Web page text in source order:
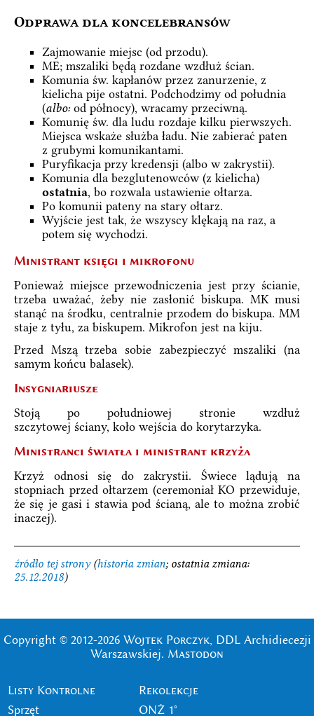
Odprawa dla koncelebransów
Zajmowanie miejsc (od przodu).
ME; mszaliki będą rozdane wzdłuż ścian.
Komunia św. kapłanów przez zanurzenie, z
kielicha pije ostatni. Podchodzimy od południa
(albo:od północy), wracamy przeciwną.
Komunię św. dla ludu rozdaje kilku pierwszych.
Miejsca wskaże służba ładu. Nie zabierać paten
z grubymi komunikantami.
Puryfikacja przy kredensji (albo w zakrystii).
Komunia dla bezglutenowców (z kielicha)
ostatnia, bo rozwala ustawienie ołtarza.
Po komunii pateny na stary ołtarz.
Wyjście jest tak, że wszyscy klękają na raz, a
potem się wychodzi.
Ministrant księgi i mikrofonu
Ponieważ miejsce przewodniczenia jest przy ścianie,
trzeba uważać, żeby nie zasłonić biskupa. MK musi
stanąć na środku, centralnie przodem do biskupa. MM
staje z tyłu, za biskupem. Mikrofon jest na kiju.
Przed Mszą trzeba sobie zabezpieczyć mszaliki (na
samym końcu balasek).
Insygniariusze
Stoją po południowej stronie wzdłuż
szczytowej ściany, koło wejścia do korytarzyka.
Ministranci światła i ministrant krzyża
Krzyż odnosi się do zakrystii. Świece lądują na
stopniach przed ołtarzem (ceremoniał KO przewiduje,
że się je gasi i stawia pod ścianą, ale to można zrobić
inaczej).
źródło tej strony(historia zmian; ostatnia zmiana:
25.12.2018)
Copyright © 2012-2026 Wojtek Porczyk, DDL Archidiecezji
Warszawskiej. Mastodon
Listy Kontrolne
Sprzęt
Rekolekcje
ONŻ 1°